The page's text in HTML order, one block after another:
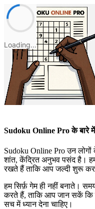
Loading...
Sudoku Online Pro के बारे में
Sudoku Online Pro उन
शांत, केंद्रित अनुभव पसंद है।
रखते हैं ताकि आप जल्दी शुरू
हम सिर्फ़ गेम ही नहीं बनाते।
करते हैं, ताकि आप जान सकें कि
सच में ध्यान देना चाहिए।